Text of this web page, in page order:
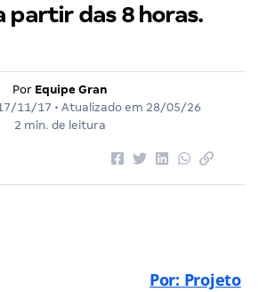
partir das 8 horas.
Por Equipe Gran
11/17 • Atualizado em 28/05/26
2 min. de leitura
Por: Projeto